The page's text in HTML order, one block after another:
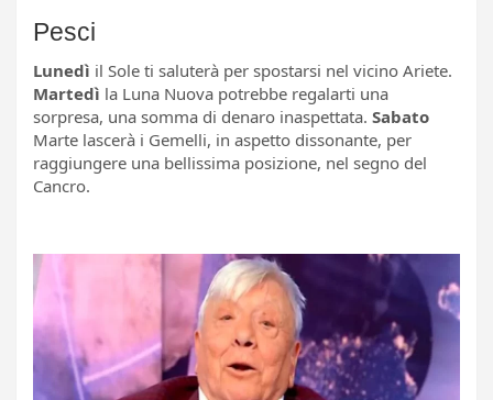
Pesci
Lunedì il Sole ti saluterà per spostarsi nel vicino Ariete.
Martedì la Luna Nuova potrebbe regalarti una
sorpresa, una somma di denaro inaspettata. Sabato
Marte lascerà i Gemelli, in aspetto dissonante, per
raggiungere una bellissima posizione, nel segno del
Cancro.